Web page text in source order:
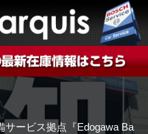
サービス拠点『Edogawa Ba